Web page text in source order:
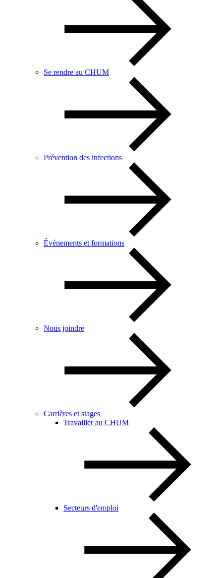
Se rendre au CHUM
Prévention des infections
Événements et formations
Nous joindre
Carrières et stages
Travailler au CHUM
Secteurs d'emploi